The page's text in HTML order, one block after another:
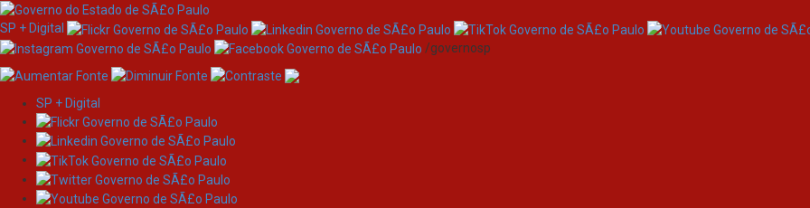
SP + Digital
/governosp
SP + Digital